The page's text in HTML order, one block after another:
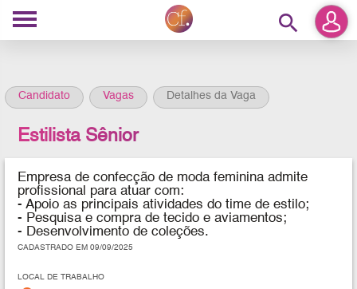
search
Candidato Vagas Detalhes da Vaga
Estilista Sênior
Empresa de confecção de moda feminina admite
profissional para atuar com:
- Apoio as principais atividades do time de estilo;
- ⁠Pesquisa e compra de tecido e aviamentos;
- ⁠Desenvolvimento de coleções.
CADASTRADO EM 09/09/2025
LOCAL DE TRABALHO